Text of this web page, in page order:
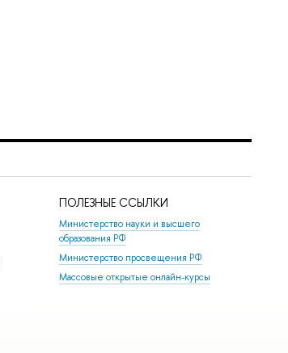
ПОЛЕЗНЫЕ ССЫЛКИ
Министерство науки и высшего
образования РФ
Министерство просвещения РФ
Массовые открытые онлайн-курсы